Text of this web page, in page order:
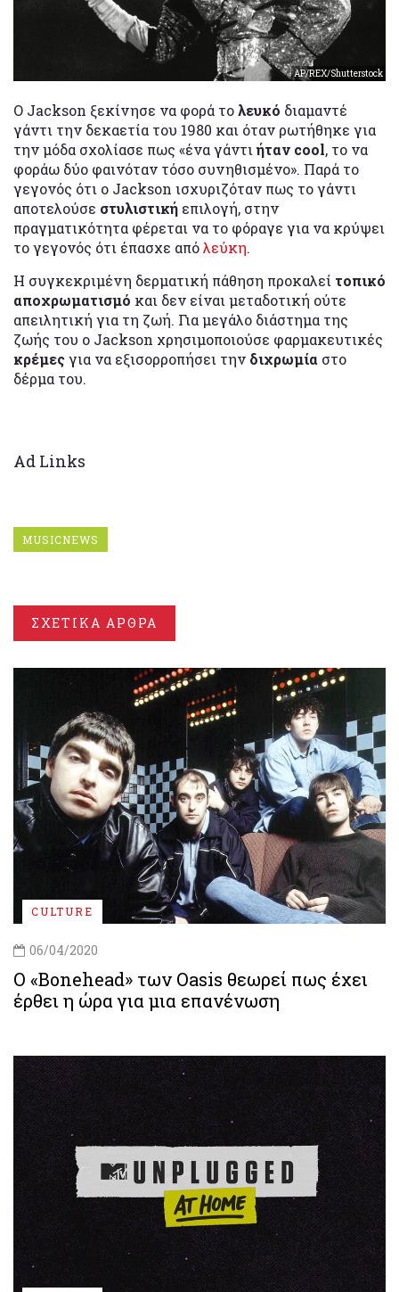
AP/REX/Shutterstock
Ο Jackson ξεκίνησε να φορά τολευκό διαμαντέ
γάντι την δεκαετία του 1980 και όταν ρωτήθηκε για
την μόδα σχολίασε πως «ένα γάντιήταν cool, το να
φοράω δύο φαινόταν τόσο συνηθισμένο». Παρά το
γεγονός ότι ο Jackson ισχυριζόταν πως το γάντι
αποτελούσε στυλιστική επιλογή, στην
πραγματικότητα φέρεται να το φόραγε για να κρύψει
το γεγονός ότι έπασχε απόλεύκη.
Η συγκεκριμένη δερματική πάθηση προκαλεί τοπικό
αποχρωματισμό και δεν είναι μεταδοτική ούτε
απειλητική για τη ζωή. Για μεγάλο διάστημα της
ζωής του ο Jackson χρησιμοποιούσε φαρμακευτικές
κρέμεςγια να εξισορροπήσει την διχρωμία στο
δέρμα του.
Ad Links
MUSICNEWS
ΣΧΕΤΙΚΑ ΑΡΘΡΑ
CULTURE
06/04/2020
Ο «Bonehead» των Oasis θεωρεί πως έχει
έρθει η ώρα για μια επανένωση